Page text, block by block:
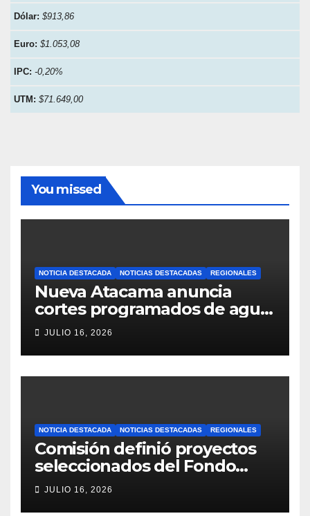
Dólar: $913,86
Euro: $1.053,08
IPC: -0,20%
UTM: $71.649,00
You missed
NOTICIA DESTACADA NOTICIAS DESTACADAS REGIONALES
Nueva Atacama anuncia
cortes programados de agua
potable en Copiapó y
Caldera: revisa fechas,
horarios y sectores
JULIO 16, 2026
NOTICIA DESTACADA NOTICIAS DESTACADAS REGIONALES
Comisión definió proyectos
seleccionados del Fondo
Concursable 2026 de Nueva
Atacama
JULIO 16, 2026